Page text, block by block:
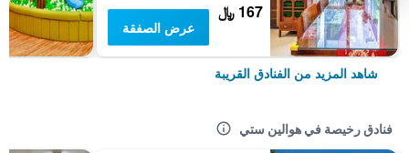
167 ﷼
عرض الصفقة
شاهد المزيد من الفنادق القريبة
فنادق رخيصة في هوالين ستي